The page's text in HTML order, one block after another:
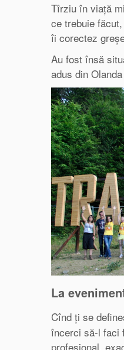
Tîrziu în viață
ce trebuie
îi corectez
Au fost însă
adus din
La
Cînd ți se
încerci să-l faci
profesional,